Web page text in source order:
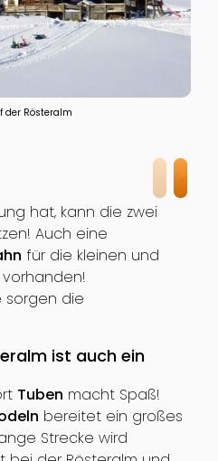
der Rösteralm
hat, kann die zwei
Auch eine
für die kleinen und
sorgen die
ist auch ein
Tuben macht Spaß!
bereitet ein großes
Strecke wird